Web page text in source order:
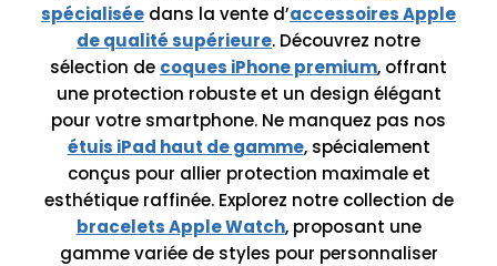
spécialisée dans la vente d’accessoires Apple
de qualité supérieure. Découvrez notre
sélection de coques iPhone premium, offrant
une protection robuste et un design élégant
pour votre smartphone. Ne manquez pas nos
étuis iPad haut de gamme, spécialement
conçus pour allier protection maximale et
esthétique raffinée. Explorez notre collection de
bracelets Apple Watch, proposant une
gamme variée de styles pour personnaliser